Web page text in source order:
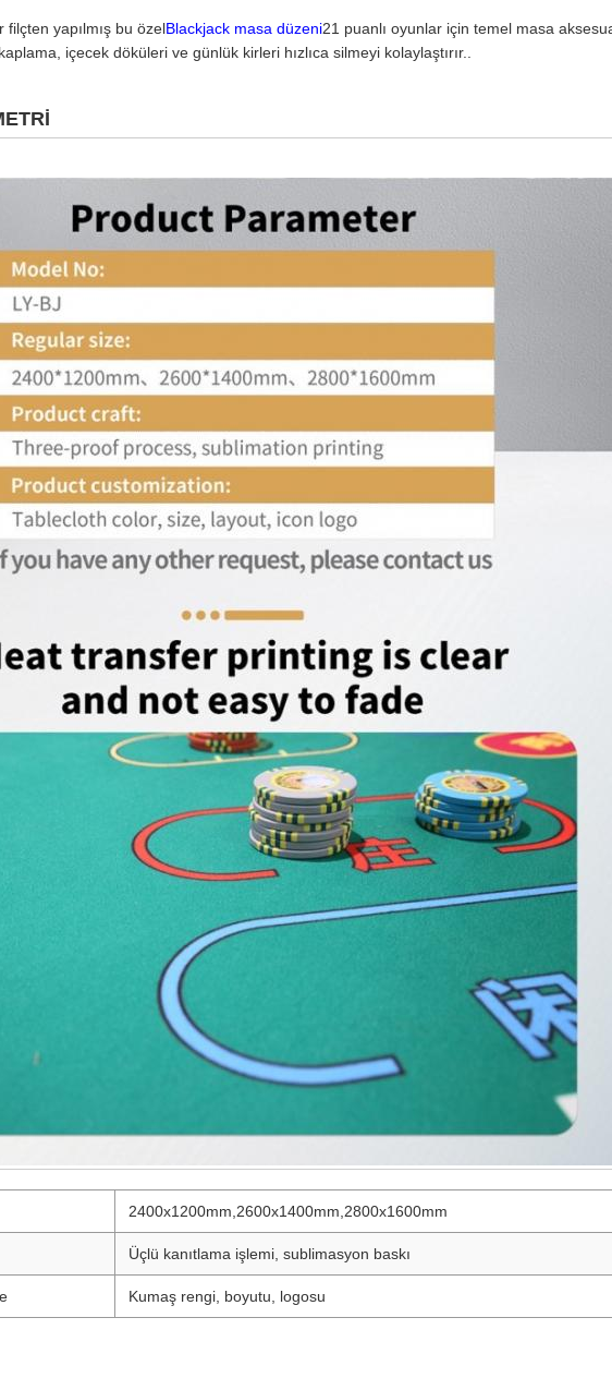
filçten yapılmış bu özelBlackjack masa düzeni21 puanlı oyunlar için temel masa
içecek döküleri ve günlük kirleri hızlıca silmeyi kolaylaştırır..
2400x1200mm,2600x1400mm,2800x1600mm
Üçlü kanıtlama işlemi, sublimasyon baskı
Kumaş rengi, boyutu, logosu